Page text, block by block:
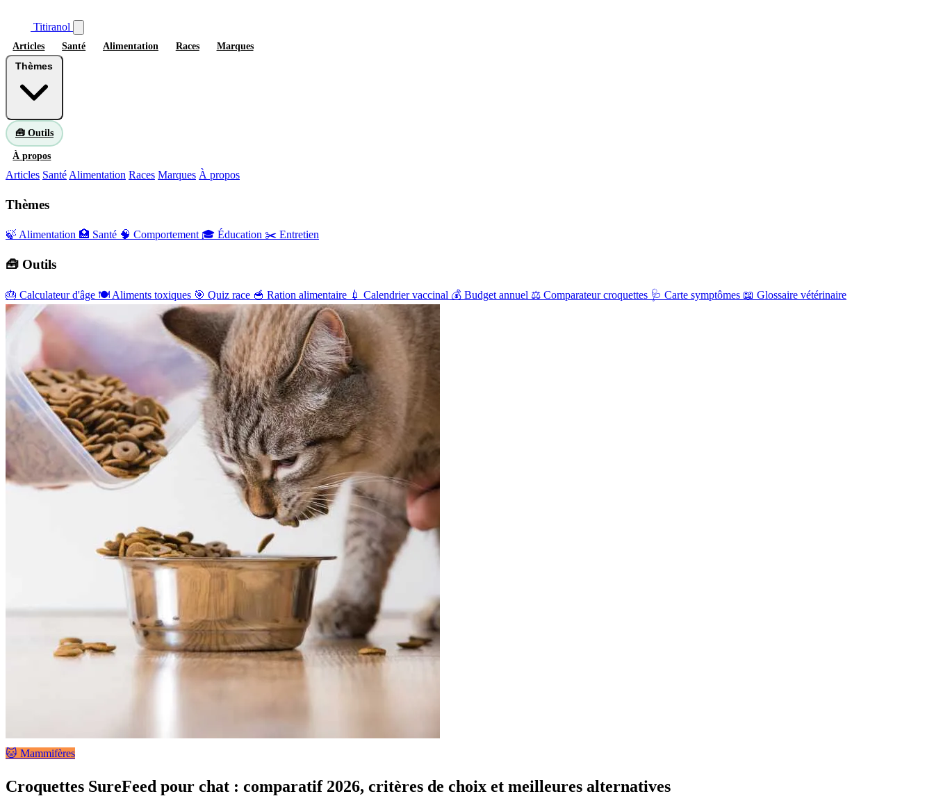
Titiranol
Articles Santé Alimentation Races Marques
🧰 Outils
À propos
Articles Santé Alimentation Races Marques À propos
Thèmes
🍃 Alimentation 🏥 Santé 🧠 Comportement 🎓 Éducation ✂️ Entretien
🧰 Outils
🎂 Calculateur d'âge 🍽️ Aliments toxiques 🎯 Quiz race 🥣 Ration alimentaire 💉 Calendrier vaccinal 💰 Budget annuel ⚖️ Comparateur croquettes 🩺 Carte symptômes 📖 Glossaire vétérinaire
🐱 Mammifères
Croquettes SureFeed pour chat : comparatif 2026, critères de choix et meilleures alternatives